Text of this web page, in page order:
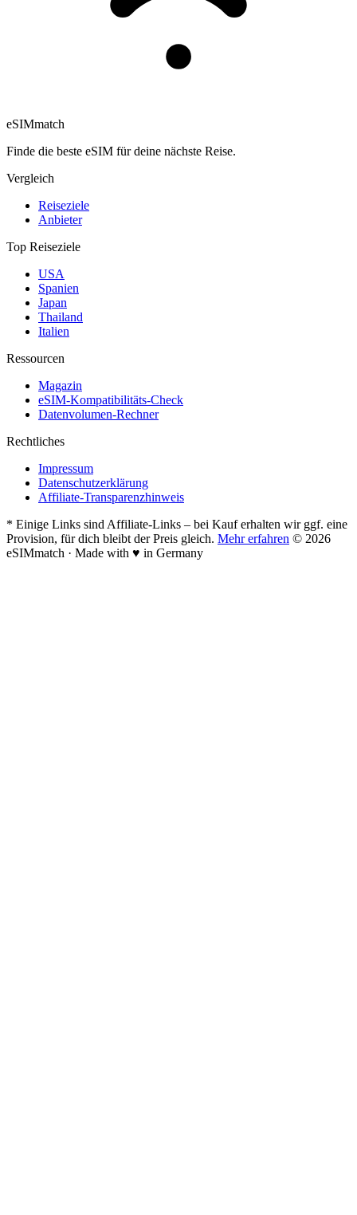
eSIMmatch
Finde die beste eSIM für deine nächste Reise.
Vergleich
Reiseziele
Anbieter
Top Reiseziele
USA
Spanien
Japan
Thailand
Italien
Ressourcen
Magazin
eSIM-Kompatibilitäts-Check
Datenvolumen-Rechner
Rechtliches
Impressum
Datenschutzerklärung
Affiliate-Transparenzhinweis
* Einige Links sind Affiliate-Links – bei Kauf erhalten wir ggf. eine
Provision, für dich bleibt der Preis gleich. Mehr erfahren © 2026
eSIMmatch · Made with ♥ in Germany